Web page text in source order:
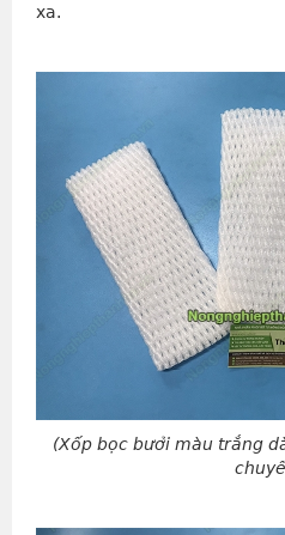
xa.
(Xốp bọc bưởi màu trắng